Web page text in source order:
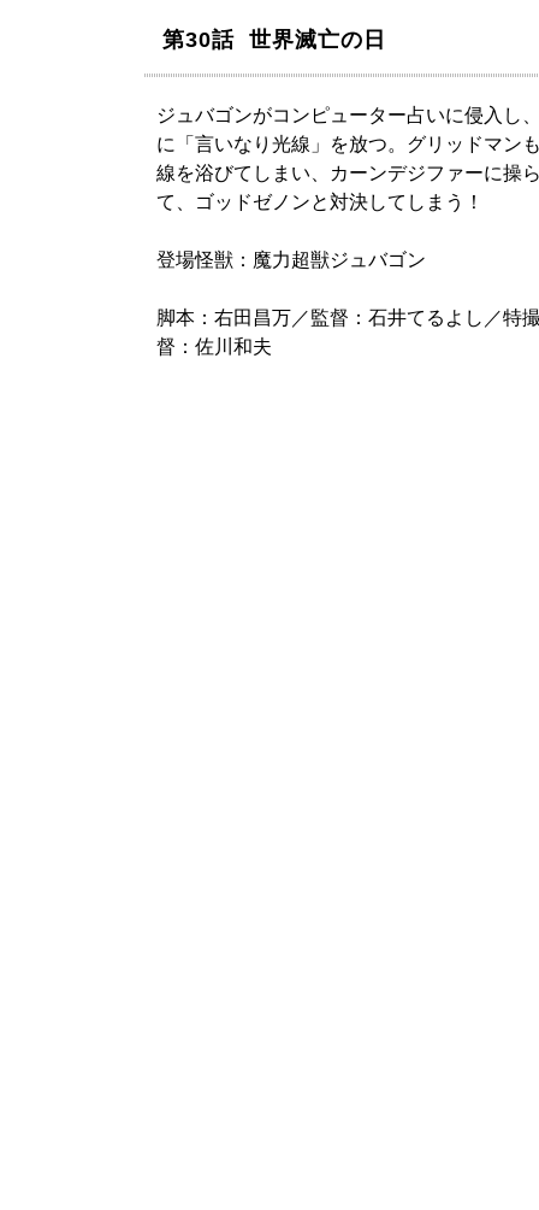
第30話 世界滅亡の日
ジュバゴンがコンピューター占いに侵入し
に「言いなり光線」を放つ。グリッドマン
線を浴びてしまい、カーンデジファーに操
て、ゴッドゼノンと対決してしまう！
登場怪獣：魔力超獣ジュバゴン
脚本：右田昌万／監督：石井てるよし／特
督：佐川和夫